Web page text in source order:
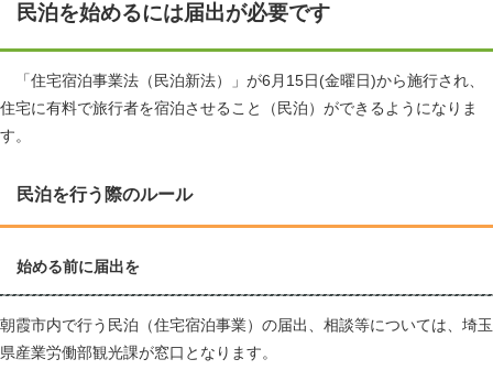
民泊を始めるには届出が必要です
「住宅宿泊事業法（民泊新法）」が6月15日(金曜日)から施行され、
住宅に有料で旅行者を宿泊させること（民泊）ができるようになりま
す。
民泊を行う際のルール
始める前に届出を
朝霞市内で行う民泊（住宅宿泊事業）の届出、相談等については、埼玉
県産業労働部観光課が窓口となります。